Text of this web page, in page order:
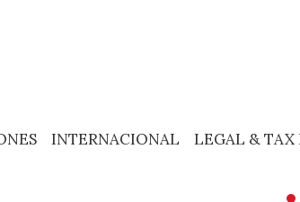
INTERNACIONAL LEGAL & TAX